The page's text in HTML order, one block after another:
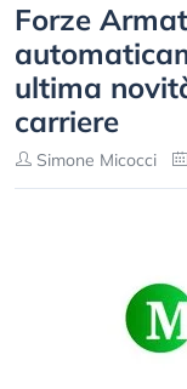
Forze
ultima
carriere
Simone Micocci